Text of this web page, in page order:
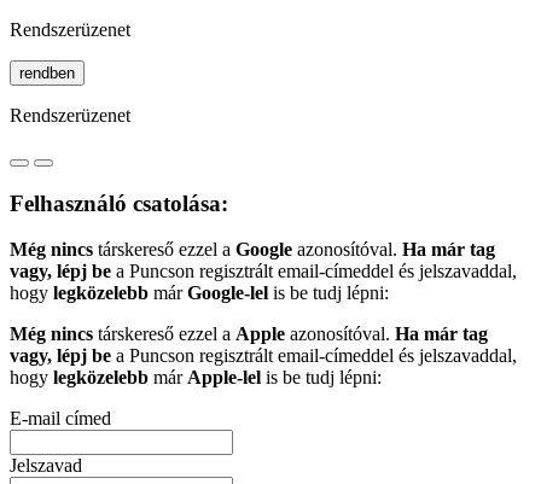
Rendszerüzenet
rendben
Rendszerüzenet
Felhasználó csatolása:
Még nincs társkereső ezzel a Google azonosítóval. Ha már tag
vagy, lépj be a Puncson regisztrált email-címeddel és jelszavaddal,
hogy legközelebb márGoogle-lel is be tudj lépni:
Még nincs társkereső ezzel a Apple azonosítóval. Ha már tag
vagy, lépj be a Puncson regisztrált email-címeddel és jelszavaddal,
hogy legközelebb márApple-lel is be tudj lépni:
E-mail címed
Jelszavad